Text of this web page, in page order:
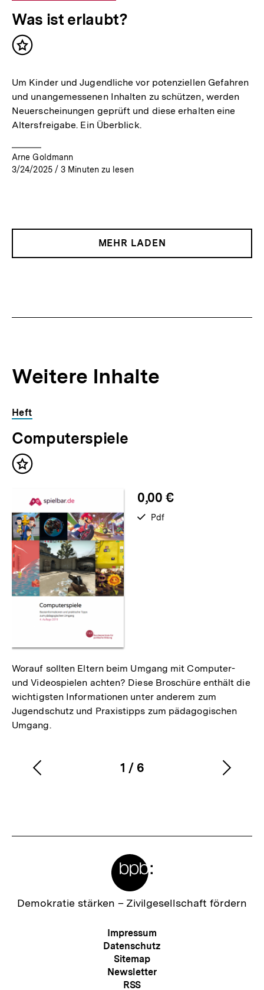
Was ist erlaubt?
Inhalt
Um Kinder und Jugendliche vor potenziellen Gefahren
und unangemessenen Inhalten zu schützen, werden
Neuerscheinungen geprüft und diese erhalten eine
Altersfreigabe. Ein Überblick.
Arne Goldmann
3/24/2025 / 3 Minuten zu lesen
MEHR LADEN
Weitere Inhalte
Inhaltskarousell
für
weitere
Inhalte
Inhaltskarussell
überspringen
Heft
Computerspiele
Inhalt
0,00 €
verfügbar
Pdf
Worauf sollten Eltern beim Umgang mit Computer-
und Videospielen achten? Diese Broschüre enthält die
wichtigsten Informationen unter anderem zum
Jugendschutz und Praxistipps zum pädagogischen
Umgang.
Karussellinhalt
1
von
/ 6
Vorherigen
Zur
Demokratie stärken – Zivilgesellschaft fördern
Meta-
Navigation
Impressum
Datenschutz
Sitemap
Newsletter
RSS